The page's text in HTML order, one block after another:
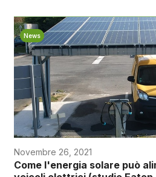
News
Novembre 26, 2021
Come l'energia solare può